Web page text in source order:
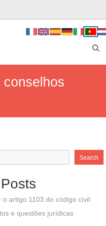
Search
o artigo 1103 do código civil:
e questões jurídicas